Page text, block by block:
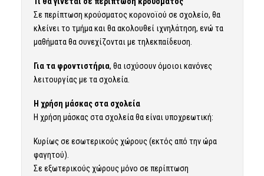
Σε περίπτωση κρούσματος κορονοϊού σε σχολείο, θα
κλείνει το τμήμα και θα ακολουθεί ιχνηλάτηση, ενώ τα
μαθήματα θα συνεχίζονται με τηλεκπαίδευση.
Για τα φροντιστήρια, θα ισχύσουν όμοιοι κανόνες
λειτουργίας με τα σχολεία.
Η χρήση μάσκας στα σχολεία
Η χρήση μάσκας στα σχολεία θα είναι υποχρεωτική:
Κυρίως σε εσωτερικούς χώρους (εκτός από την ώρα
φαγητού).
Σε εξωτερικούς χώρους μόνο σε περίπτωση